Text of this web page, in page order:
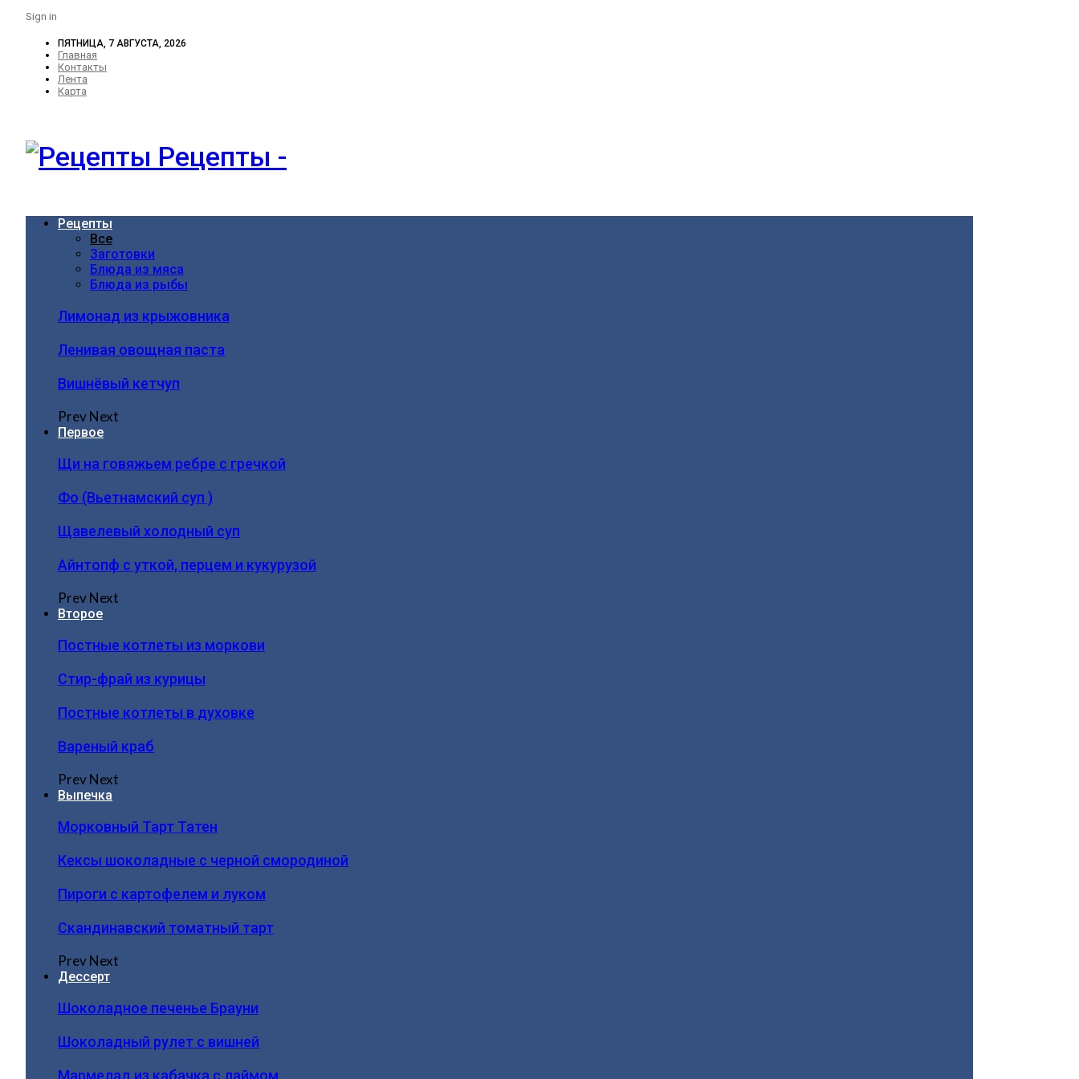
Sign in
ПЯТНИЦА, 7 АВГУСТА, 2026
Главная
Контакты
Лента
Карта
Рецепты -
Рецепты
Все
Заготовки
Блюда из мяса
Блюда из рыбы
Лимонад из крыжовника
Ленивая овощная паста
Вишнёвый кетчуп
PrevNext
Первое
Щи на говяжьем ребре с гречкой
Фо (Вьетнамский суп )
Щавелевый холодный суп
Айнтопф с уткой, перцем и кукурузой
PrevNext
Второе
Постные котлеты из моркови
Стир-фрай из курицы
Постные котлеты в духовке
Вареный краб
PrevNext
Выпечка
Морковный Тарт Татен
Кексы шоколадные с черной смородиной
Пироги c картофелем и луком
Скандинавский томатный тарт
PrevNext
Дессерт
Шоколадное печенье Брауни
Шоколадный рулет с вишней
Мармелад из кабачка с лаймом